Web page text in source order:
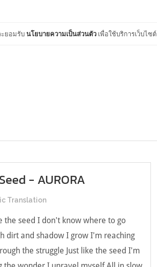
ะยอมรับนโยบายความเป็นส่วนตัว เพื่อใช้บริการเว็บไซต์
- AURORA
Translation
the seed I don't know where to go
dirt and shadow I grow I'm reaching
the struggle Just like the seed I'm